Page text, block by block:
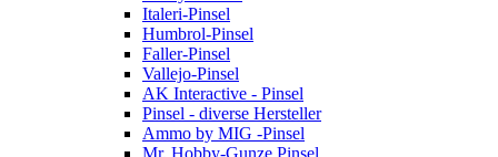
Italeri-Pinsel
Humbrol-Pinsel
Faller-Pinsel
Vallejo-Pinsel
AK Interactive - Pinsel
Pinsel - diverse Hersteller
Ammo by MIG -Pinsel
Mr. Hobby-Gunze Pinsel